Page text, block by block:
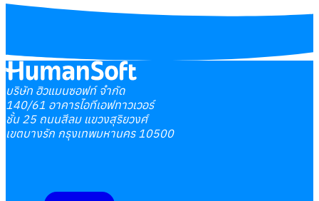
บริษัท ฮิวแมนซอฟท์ จำกัด
140/61 อาคารไอทีเอฟทาวเวอร์
ชั้น 25 ถนนสีลม แขวงสุริยวงศ์
เขตบางรัก กรุงเทพมหานคร 10500